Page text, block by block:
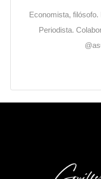
Economista,
Periodista.